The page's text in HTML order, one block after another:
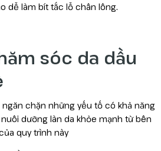
dễ làm bít tắc lỗ chân lông.
sóc da dầu
chặn những yếu tố có khả năng
dưỡng làn da khỏe mạnh từ bên
quy trình này